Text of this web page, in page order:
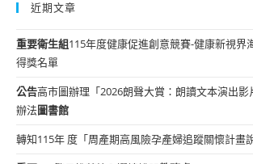
近期文章
重要衛生組115年度健康促進創意競賽-健康新視界
得獎名單
公告高市圖辦理「2026朗聲大賞：朗讀文本演出
辦法圖書館
轉知115年 度「周產期高風險孕產婦追蹤關懷計畫說